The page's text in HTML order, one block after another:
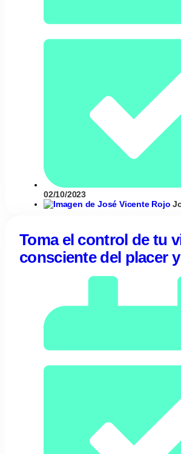
02/10/2023
Toma el control de tu
consciente del placer